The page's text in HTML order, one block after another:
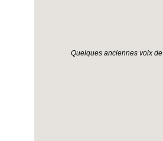
Quelques anciennes voix